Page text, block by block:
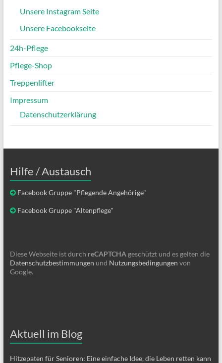
Unsere Instagram Seite
Unsere Facebookseite
24h-Pflege
Pflege-Shop
Treppenlifter
Impressum
Datenschutzerklärung
Hilfe / Austausch
Facebook Gruppe "Pflegende Angehörige"
Facebook Gruppe "Altenpflege"
Diese Webseite ist durch reCAPTCHAgeschützt und es gelten die
Datenschutzbestimmungen und Nutzungsbedingungen von
Google.
Aktuell im Blog
Hitzepaten für Senioren: Eine einfache Idee, die Leben retten kann